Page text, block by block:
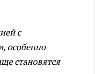
с
особенно
становятся